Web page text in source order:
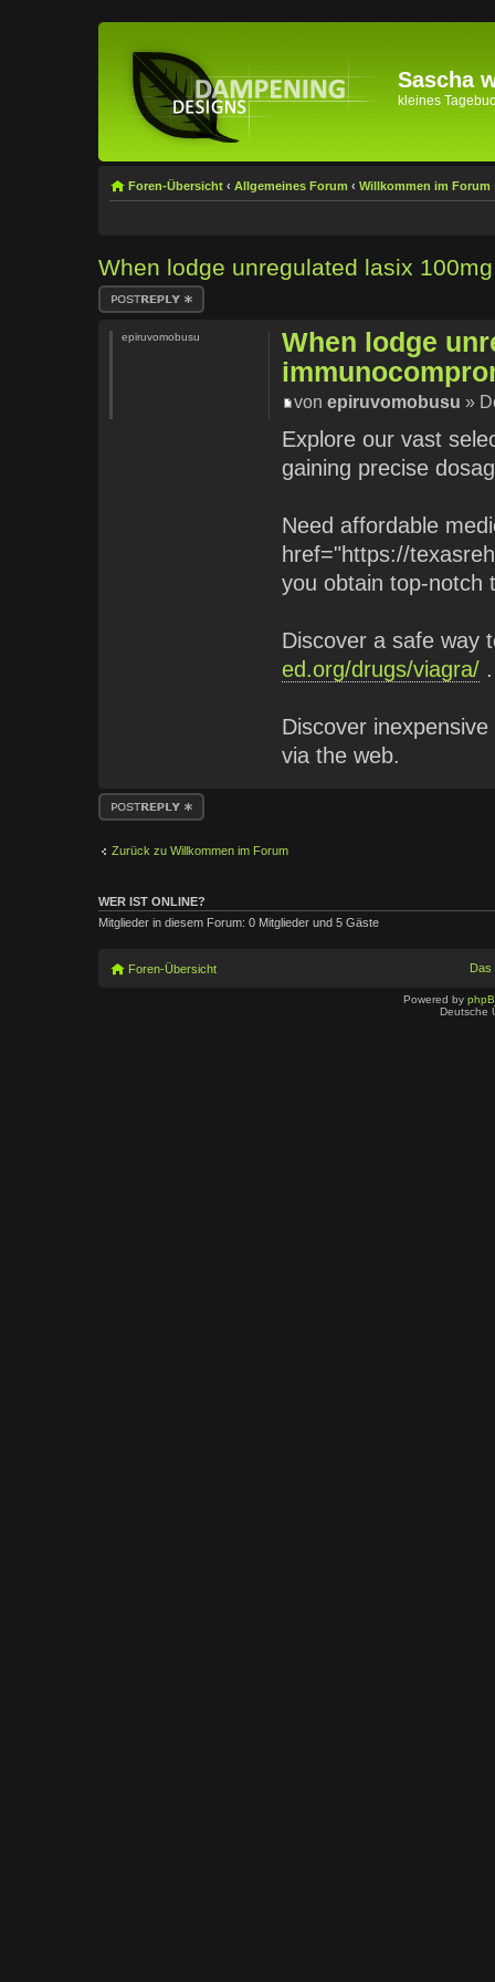
Sascha
kleines
Foren-Übersicht ‹ Allgemeines Forum ‹ Willkommen im Forum
When lodge unregulated lasix
Antwort erstellen
When lodge
vonepiruvomobusu »
Explore our vast
gaining precise
Need affordable
href="https://
you obtain top-notch
Discover a safe way
ed.org/drugs/viagra/ .
Discover
via the web.
epiruvomobusu
Antwort erstellen
Zurück zu Willkommen im Forum
WER IST ONLINE?
Mitglieder in diesem Forum: 0 Mitglieder und 5 Gäste
Foren-Übersicht Das
Powered by
Deutsche